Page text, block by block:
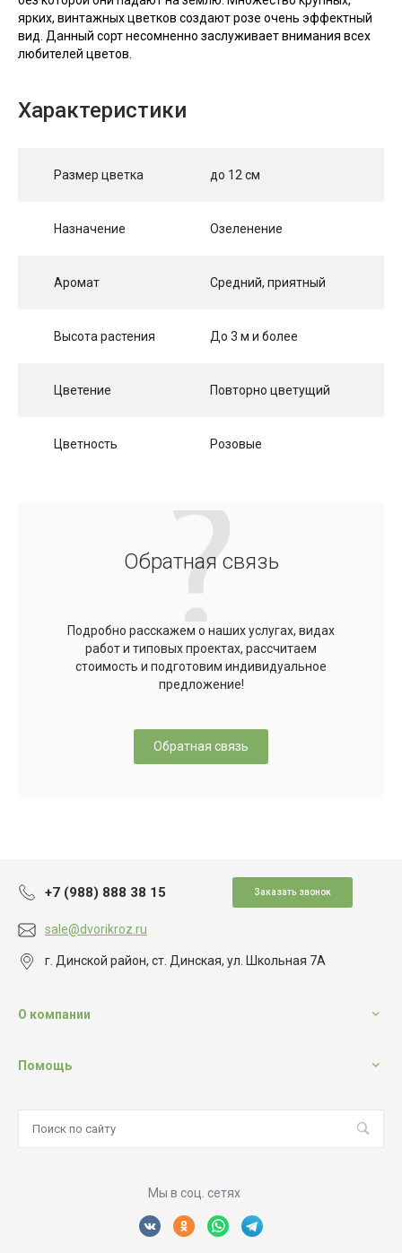
ярких, винтажных цветков создают розе очень эффектный
вид. Данный сорт несомненно заслуживает внимания всех
любителей цветов.
Характеристики
Размер цветка до 12 см
Назначение Озеленение
Аромат Средний, приятный
Высота растения До 3 м и более
Цветение Повторно цветущий
Цветность Розовые
Обратная связь
Подробно расскажем о наших услугах, видах
работ и типовых проектах, рассчитаем
стоимость и подготовим индивидуальное
предложение!
Обратная связь
+7 (988) 888 38 15 Заказать звонок
sale@dvorikroz.ru
г. Динской район, ст. Динская, ул. Школьная 7А
О компании
Помощь
Мы в соц. сетях